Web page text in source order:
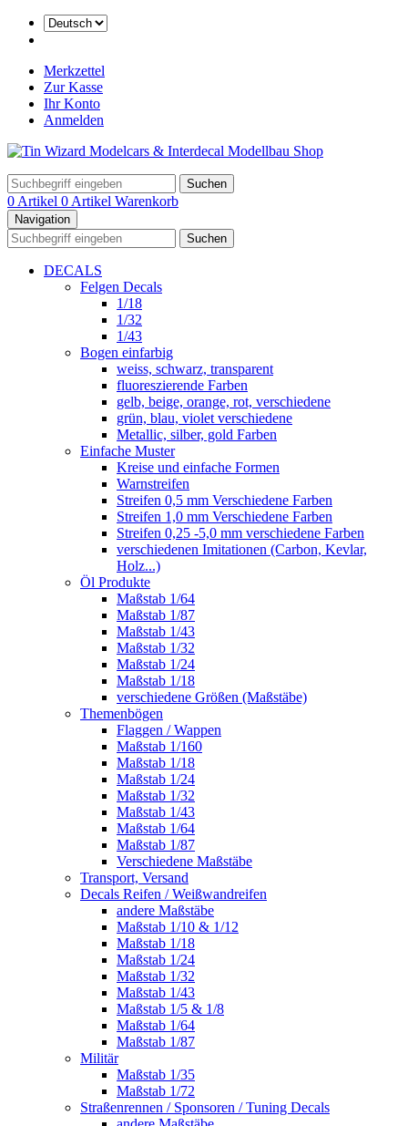
Merkzettel
Zur Kasse
Ihr Konto
Anmelden
Suchen
0 Artikel 0 Artikel Warenkorb
Navigation
Suchen
DECALS
Felgen Decals
1/18
1/32
1/43
Bogen einfarbig
weiss, schwarz, transparent
fluoreszierende Farben
gelb, beige, orange, rot, verschiedene
grün, blau, violet verschiedene
Metallic, silber, gold Farben
Einfache Muster
Kreise und einfache Formen
Warnstreifen
Streifen 0,5 mm Verschiedene Farben
Streifen 1,0 mm Verschiedene Farben
Streifen 0,25 -5,0 mm verschiedene Farben
verschiedenen Imitationen (Carbon, Kevlar,
Holz...)
Öl Produkte
Maßstab 1/64
Maßstab 1/87
Maßstab 1/43
Maßstab 1/32
Maßstab 1/24
Maßstab 1/18
verschiedene Größen (Maßstäbe)
Themenbögen
Flaggen / Wappen
Maßstab 1/160
Maßstab 1/18
Maßstab 1/24
Maßstab 1/32
Maßstab 1/43
Maßstab 1/64
Maßstab 1/87
Verschiedene Maßstäbe
Transport, Versand
Decals Reifen / Weißwandreifen
andere Maßstäbe
Maßstab 1/10 & 1/12
Maßstab 1/18
Maßstab 1/24
Maßstab 1/32
Maßstab 1/43
Maßstab 1/5 & 1/8
Maßstab 1/64
Maßstab 1/87
Militär
Maßstab 1/35
Maßstab 1/72
Straßenrennen / Sponsoren / Tuning Decals